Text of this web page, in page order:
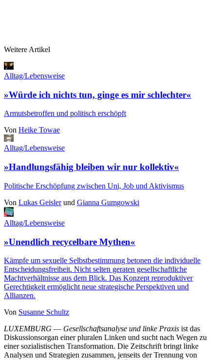
Weitere Artikel
Alltag/Lebensweise
»Würde ich nichts tun, ginge es mir schlechter«
Armutsbetroffen und politisch erschöpft
Von Heike Towae
Alltag/Lebensweise
»Handlungsfähig bleiben wir nur kollektiv«
Politische Erschöpfung zwischen Uni, Job und Aktivismus
Von Lukas Geislerund Gianna Gumgowski
Alltag/Lebensweise
»Unendlich recycelbare Mythen«
Kämpfe um sexuelle Selbstbestimmung betonen die individuelle
Entscheidungsfreiheit. Nicht selten geraten gesellschaftliche
Machtverhältnisse aus dem Blick. Das Konzept reproduktiver
Gerechtigkeit ermöglicht neue strategische Perspektiven und
Allianzen.
Von Susanne Schultz
LUXEMBURG — Gesellschaftsanalyse und linke Praxis ist das
Diskussionsorgan einer pluralen Linken und sucht nach Wegen zu
einer sozialistischen Transformation. Die Zeitschrift bringt linke
Analysen und Strategien zusammen, jenseits der Trennung von